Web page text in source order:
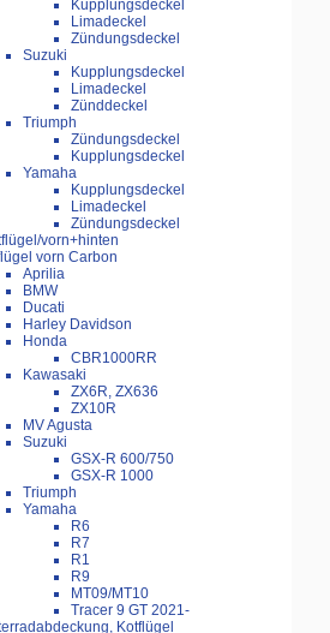
Kupplungsdeckel
Limadeckel
Zündungsdeckel
Suzuki
Kupplungsdeckel
Limadeckel
Zünddeckel
Triumph
Zündungsdeckel
Kupplungsdeckel
Yamaha
Kupplungsdeckel
Limadeckel
Zündungsdeckel
vorn+hinten
vorn Carbon
Aprilia
BMW
Ducati
Harley Davidson
Honda
CBR1000RR
Kawasaki
ZX6R, ZX636
ZX10R
MV Agusta
Suzuki
GSX-R 600/750
GSX-R 1000
Triumph
Yamaha
R6
R7
R1
R9
MT09/MT10
Tracer 9 GT 2021-
Kotflügel